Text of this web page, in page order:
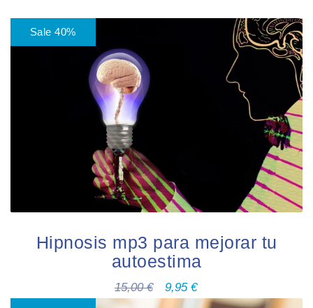
Sale 40%
Hipnosis mp3 para mejorar tu
autoestima
15,00€ 9,95 €